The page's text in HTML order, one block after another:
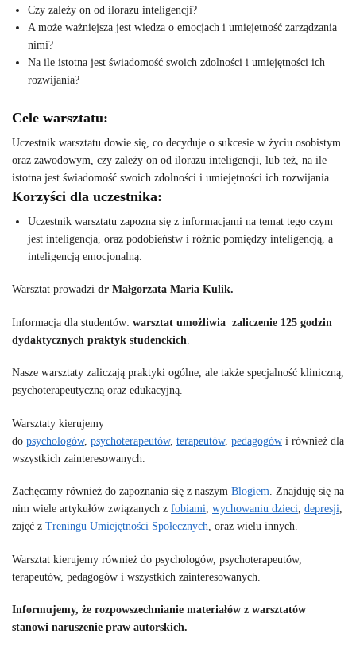
Czy zależy on od ilorazu inteligencji?
A może ważniejsza jest wiedza o emocjach i umiejętność zarządzania
nimi?
Na ile istotna jest świadomość swoich zdolności i umiejętności ich
rozwijania?
Cele warsztatu:
Uczestnik warsztatu dowie się, co decyduje o sukcesie w życiu osobistym
oraz zawodowym, czy zależy on od ilorazu inteligencji, lub też, na ile
istotna jest świadomość swoich zdolności i umiejętności ich rozwijania
Korzyści dla uczestnika:
Uczestnik warsztatu zapozna się z informacjami na temat tego czym
jest inteligencja, oraz podobieństw i różnic pomiędzy inteligencją, a
inteligencją emocjonalną.
Warsztat prowadzi dr Małgorzata Maria Kulik.
Informacja dla studentów: warsztat umożliwia zaliczenie 125 godzin
dydaktycznych praktyk studenckich
Nasze warsztaty zaliczają praktyki ogólne, ale także specjalność kliniczną,
psychoterapeutyczną oraz edukacyjną.
Warsztaty kierujemy
do psychologów, psychoterapeutów, terapeutów, pedagogów i również dla
wszystkich zainteresowanych.
Zachęcamy również do zapoznania się z naszym Blogiem. Znajduję się na
nim wiele artykułów związanych z fobiami, wychowaniu dzieci, depresji,
zajęć z Treningu Umiejętności Społecznych, oraz wielu innych.
Warsztat kierujemy również do psychologów, psychoterapeutów,
terapeutów, pedagogów i wszystkich zainteresowanych.
Informujemy, że rozpowszechnianie materiałów z warsztatów
stanowi naruszenie praw autorskich.